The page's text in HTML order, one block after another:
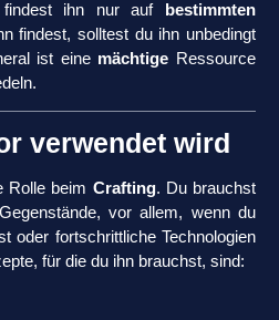
ihn nur auf
bestimmten
findest, solltest du ihn unbedingt
ist eine mächtige Ressource
verwendet wird
Rolle beim Crafting. Du brauchst
vor allem, wenn du
oder fortschrittliche Technologien
für die du ihn brauchst, sind: